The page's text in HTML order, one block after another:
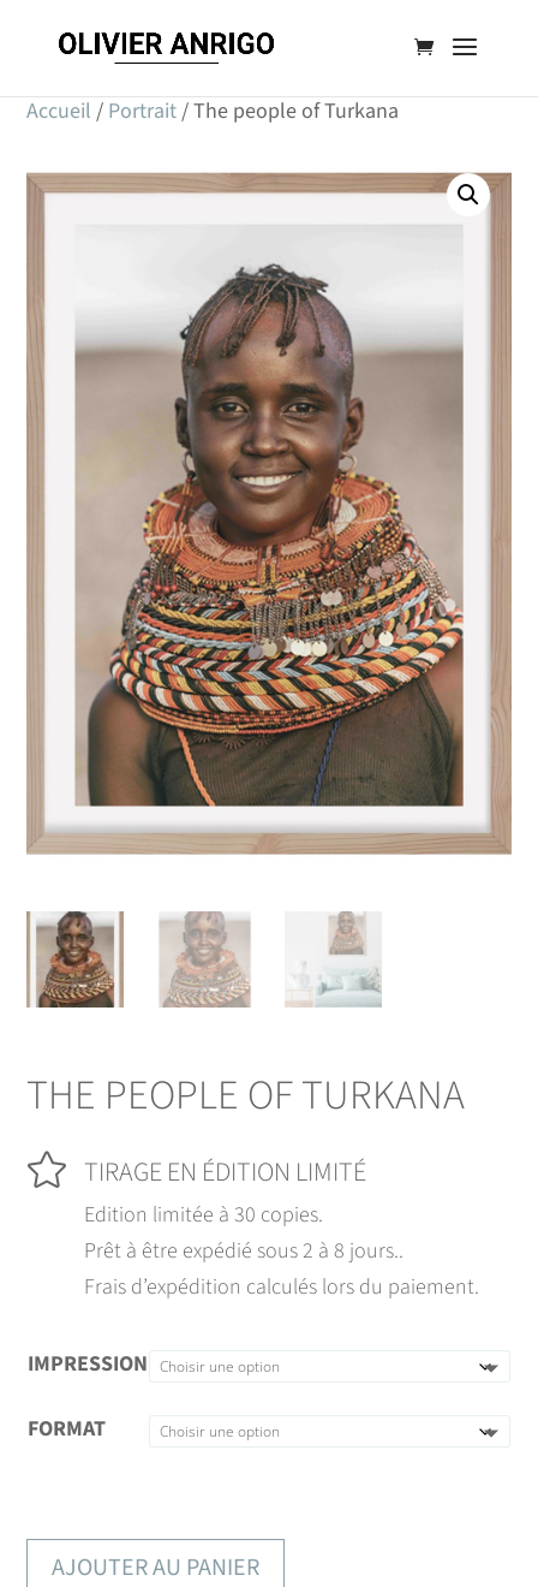
Accueil / Portrait/ The people of Turkana
THE PEOPLE OF TURKANA
 TIRAGE EN ÉDITION LIMITÉ
Edition limitée à 30 copies.
Prêt à être expédié sous 2 à 8 jours..
Frais d’expédition calculés lors du paiement.
IMPRESSION
FORMAT
AJOUTER AU PANIER